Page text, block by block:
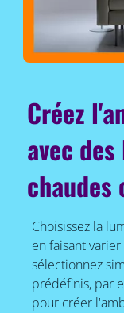
Créez
avec
chaudes
Choisissez la
en faisant
sélectionnez
prédéfinis, par
pour créer